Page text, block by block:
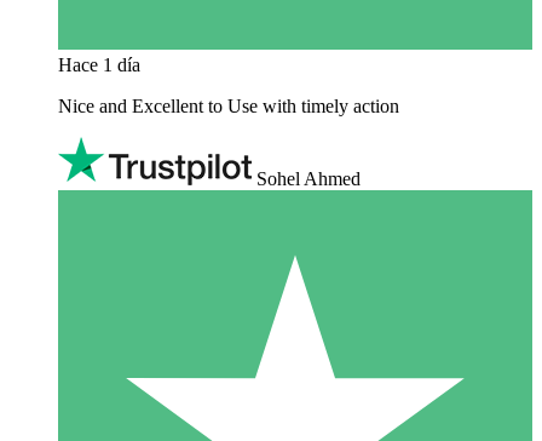
Hace 1 día
Nice and Excellent to Use with timely action
Sohel Ahmed